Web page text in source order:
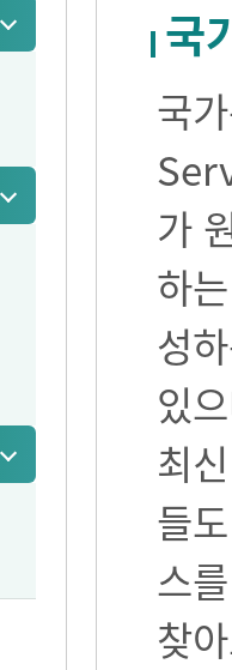
국
국
가
하
성
있
최
들
스
찾